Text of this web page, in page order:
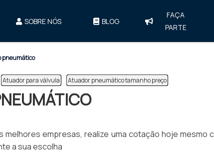
SOBRE NÓS BLOG
FAÇA
PARTE
pneumático
Atuador para válvula Atuador pneumático tamanho preço
empresas, realize uma cotação hoje mesmo
a sua escolha